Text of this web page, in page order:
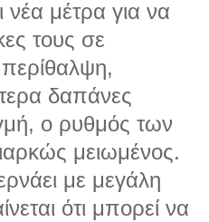
νέα μέτρα για να
τους σε
δαπάνες
ο ρυθμός των
μειωμένος.
με μεγάλη
ότι μπορεί να